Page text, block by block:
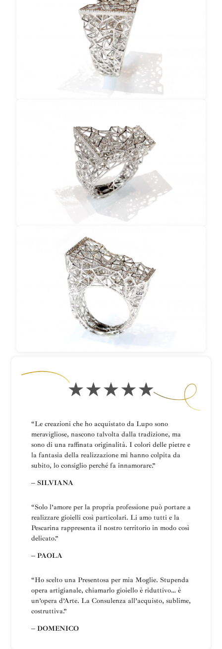
“Le creazioni che ho acquistato da Lupo sono
meravigliose, nascono talvolta dalla tradizione, ma
sono di una raffinata originalità. I colori delle pietre e
la fantasia della realizzazione mi hanno colpita da
subito, lo consiglio perché fa innamorare.”
– SILVIANA
“Solo l’amore per la propria professione può portare a
realizzare gioielli così particolari. Li amo tutti e la
Pescarina rappresenta il nostro territorio in modo così
delicato.”
– PAOLA
“Ho scelto una Presentosa per mia Moglie. Stupenda
opera artigianale, chiamarlo gioiello è riduttivo… è
un’opera d’Arte. La Consulenza all’acquisto, sublime,
costruttiva.”
– DOMENICO